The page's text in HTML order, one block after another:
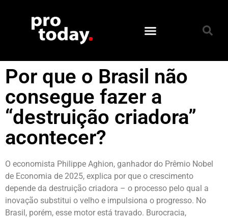
Por que o Brasil não
consegue fazer a
“destruição criadora”
acontecer?
O economista Philippe Aghion, ganhador do Prêmio Nobel
de Economia de 2025, explica por que o crescimento
depende da destruição criadora – o processo pelo qual a
inovação substitui o velho e impulsiona o progresso. No
Brasil, porém, esse motor está travado. Burocracia,